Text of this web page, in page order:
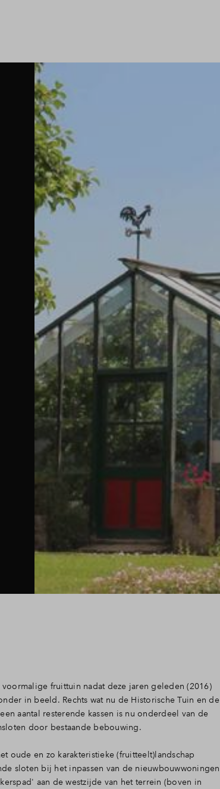
fruittuin nadat deze jaren geleden (2016)
in beeld. Rechts wat nu de Historische Tuin en de
aantal resterende kassen is nu onderdeel van de
door bestaande bebouwing.
oude en zo karakteristieke (fruitteelt)landschap
sloten bij het inpassen van de nieuwbouwwoningen
aan de westzijde van het terrein (boven in